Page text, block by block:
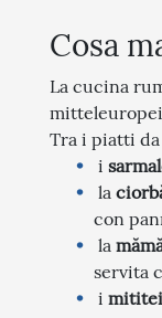
Cosa
La cucina
Tra i piatti
i
la
con
la
servita
i mititei